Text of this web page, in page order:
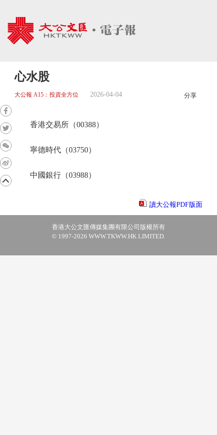
心水股
大公報 A15：投資全方位 2026-04-04 分享
香港交易所（00388）
寧德時代（03750）
中國銀行（03988）
讀大公報PDF版面
香港大公文匯傳媒集團有限公司版權所有
© 1997-2026 WWW.TKWW.HK LIMITED.